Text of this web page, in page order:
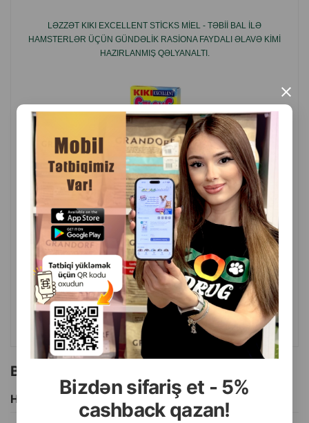
Bizdən sifariş et - 5%
cashback qazan!
×
İstehsal ölkəsi: Polşa.
LƏZZƏT KIKI EXCELLENT STICKS MIEL - TƏBII BAL ILƏ
HAMSTERLƏR ÜÇÜN GÜNDƏLIK RASIONA FAYDALI ƏLAVƏ KIMI
HAZIRLANMIŞ QƏLYANALTI.
( Rəylər)
Çəki Qiymət
Almaq
1 ədəd
4.50
ALMAQ
Bu brendin başqa məhsulları
Hamısını Gör